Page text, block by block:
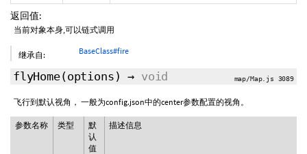
返回值:
当前对象本身,可以链式调用
继承自: BaseClass#fire
flyHome(options ) → void map/Map.js 3089
飞行到默认视角， 一般为config.json中的center参数配置的视角。
参数名称 类型
默
认
值
描述信息